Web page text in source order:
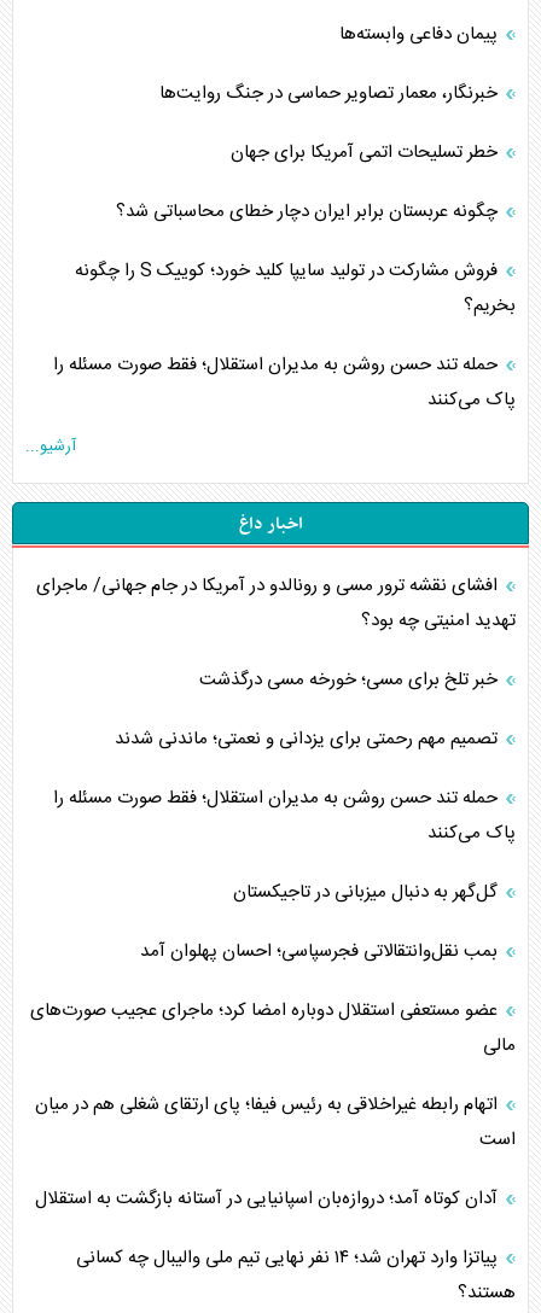
پیمان دفاعی‌ وابسته‌ها
خبرنگار، معمار تصاویر حماسی در جنگ روایت‌ها
خطر تسلیحات اتمی آمریکا برای جهان
چگونه عربستان برابر ایران دچار خطای محاسباتی شد؟
فروش مشارکت در تولید سایپا کلید خورد؛ کوییک S را چگونه
بخریم؟
حمله تند حسن روشن به مدیران استقلال؛ فقط صورت مسئله را
پاک می‌کنند
آرشیو...
اخبار داغ
افشای نقشه ترور مسی و رونالدو در آمریکا در جام جهانی/ ماجرای
تهدید امنیتی چه بود؟
خبر تلخ برای مسی؛ خورخه مسی درگذشت
تصمیم مهم رحمتی برای یزدانی و نعمتی؛ ماندنی شدند
حمله تند حسن روشن به مدیران استقلال؛ فقط صورت مسئله را
پاک می‌کنند
گل‌گهر به دنبال میزبانی در تاجیکستان
بمب نقل‌وانتقالاتی فجرسپاسی؛ احسان پهلوان آمد
عضو مستعفی استقلال دوباره امضا کرد؛ ماجرای عجیب صورت‌های
مالی
اتهام رابطه غیراخلاقی به رئیس فیفا؛ پای ارتقای شغلی هم در میان
است
آدان کوتاه آمد؛ دروازه‌بان اسپانیایی در آستانه بازگشت به استقلال
پیاتزا وارد تهران شد؛ ۱۴ نفر نهایی تیم ملی والیبال چه کسانی
هستند؟